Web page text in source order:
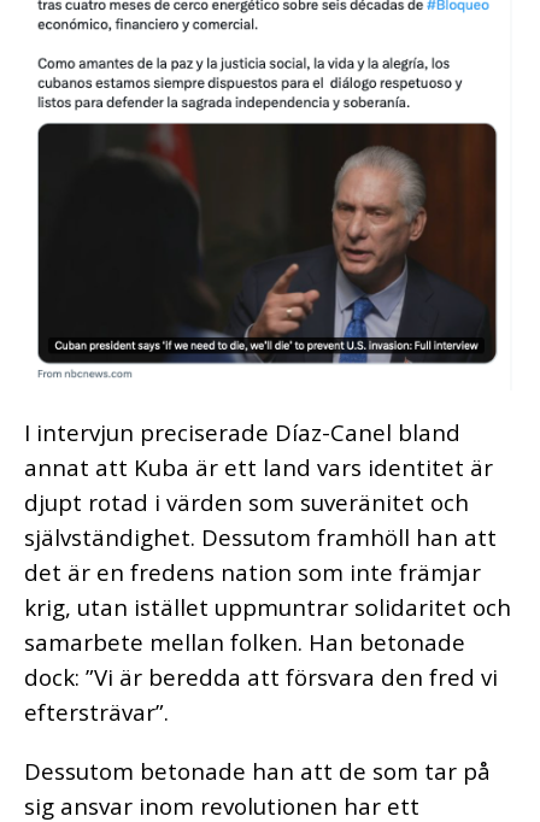
I intervjun preciserade Díaz-Canel bland
annat att Kuba är ett land vars identitet är
djupt rotad i värden som suveränitet och
självständighet. Dessutom framhöll han att
det är en fredens nation som inte främjar
krig, utan istället uppmuntrar solidaritet och
samarbete mellan folken. Han betonade
dock: ”Vi är beredda att försvara den fred vi
eftersträvar”.
Dessutom betonade han att de som tar på
sig ansvar inom revolutionen har ett